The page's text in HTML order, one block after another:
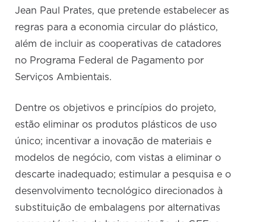
Jean Paul Prates, que pretende estabelecer as
regras para a economia circular do plástico,
além de incluir as cooperativas de catadores
no Programa Federal de Pagamento por
Serviços Ambientais.
Dentre os objetivos e princípios do projeto,
estão eliminar os produtos plásticos de uso
único; incentivar a inovação de materiais e
modelos de negócio, com vistas a eliminar o
descarte inadequado; estimular a pesquisa e o
desenvolvimento tecnológico direcionados à
substituição de embalagens por alternativas